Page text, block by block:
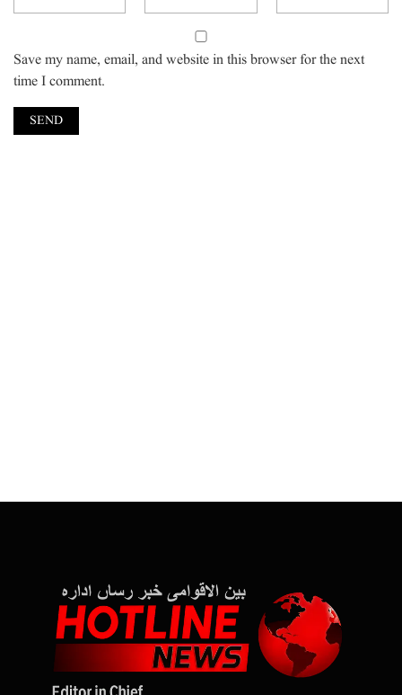
Save my name, email, and website in this browser for the next
time I comment.